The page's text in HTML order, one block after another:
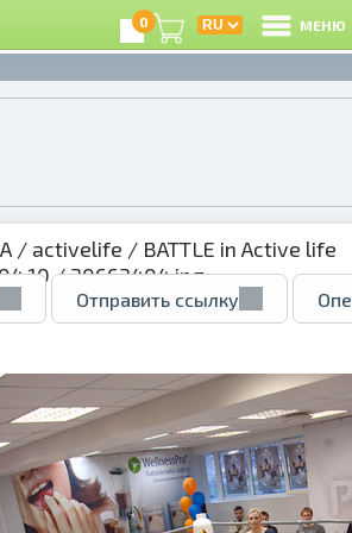
0 МЕНЮ
A/ activelife / BATTLE in Active life
/ 30663404.jpg
Отправить ссылку